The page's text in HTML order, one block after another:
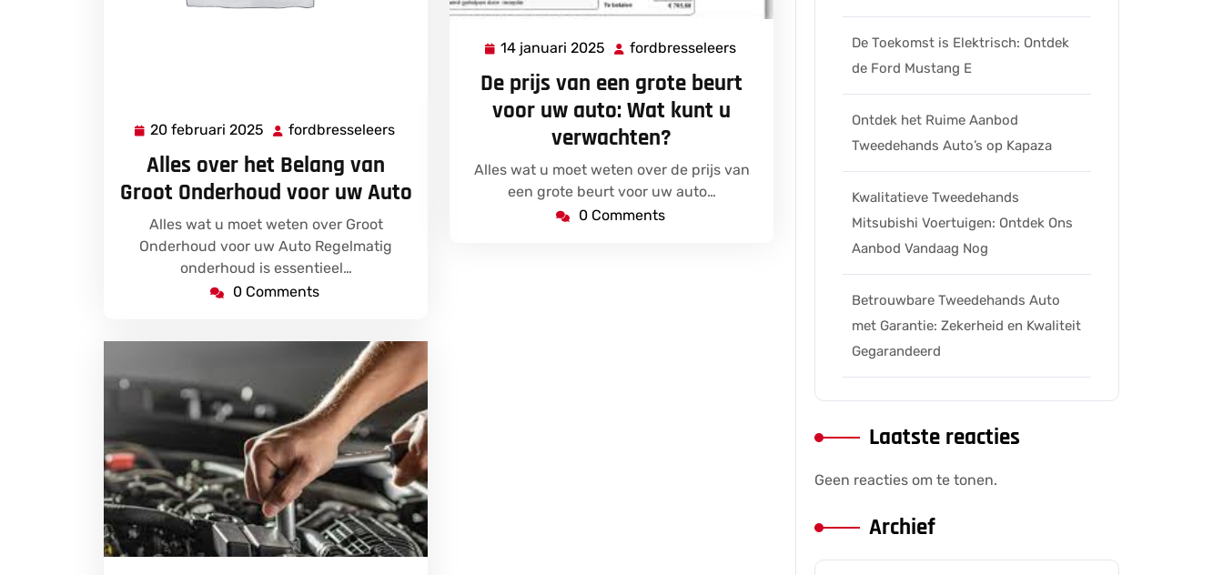
20 februari 2025 20
februari
2025
fordbresseleers
Alles over het Belang van
Groot Onderhoud voor uw Auto
Alles wat u moet weten over Groot
Onderhoud voor uw Auto Regelmatig
onderhoud is essentieel…
0 Comments
14 januari 2025 14
2025
fordbresseleers
De prijs van een grote beurt
voor uw auto: Wat kunt u
verwachten?
Alles wat u moet weten over de prijs van
een grote beurt voor uw auto…
0 Comments
De Toekomst is Elektrisch: Ontdek
de Ford Mustang E
Ontdek het Ruime Aanbod
Tweedehands Auto’s op Kapaza
Kwalitatieve Tweedehands
Mitsubishi Voertuigen: Ontdek Ons
Aanbod Vandaag Nog
Betrouwbare Tweedehands Auto
met Garantie: Zekerheid en Kwaliteit
Gegarandeerd
Laatste reacties
Geen reacties om te tonen.
Archief